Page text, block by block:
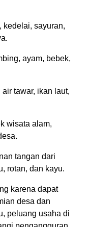
kedelai, sayuran,
ayam, bebek,
tawar, ikan laut,
wisata alam,
tangan dari
rotan, dan kayu.
karena dapat
desa dan
peluang usaha di